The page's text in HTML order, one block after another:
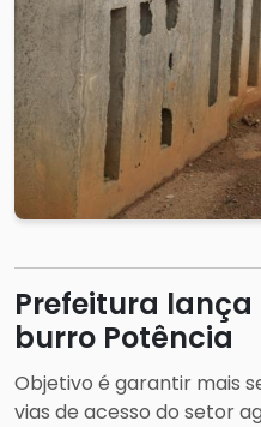
Prefeitura
burro Potência
Objetivo é garantir mais
vias de acesso do setor